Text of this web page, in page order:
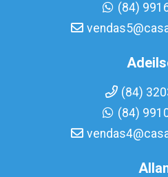
(84)
(84)
(84)